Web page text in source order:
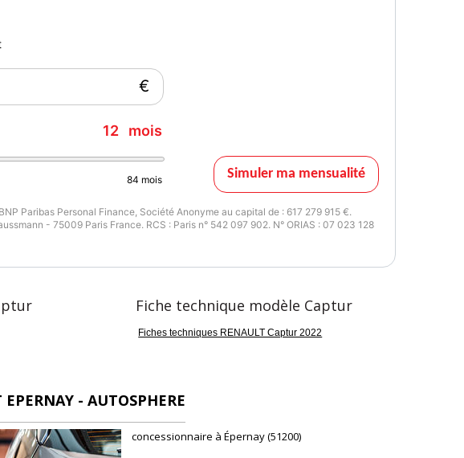
€
12 mois
84 mois Simuler ma mensualité
Paribas Personal Finance, Société Anonyme au capital de : 617 279 915 €.
- 75009 Paris France. RCS : Paris n° 542 097 902. N° ORIAS : 07 023 128
Fiche technique modèle Captur
Fiches techniques RENAULT Captur 2022
EPERNAY - AUTOSPHERE
concessionnaire à Épernay (51200)